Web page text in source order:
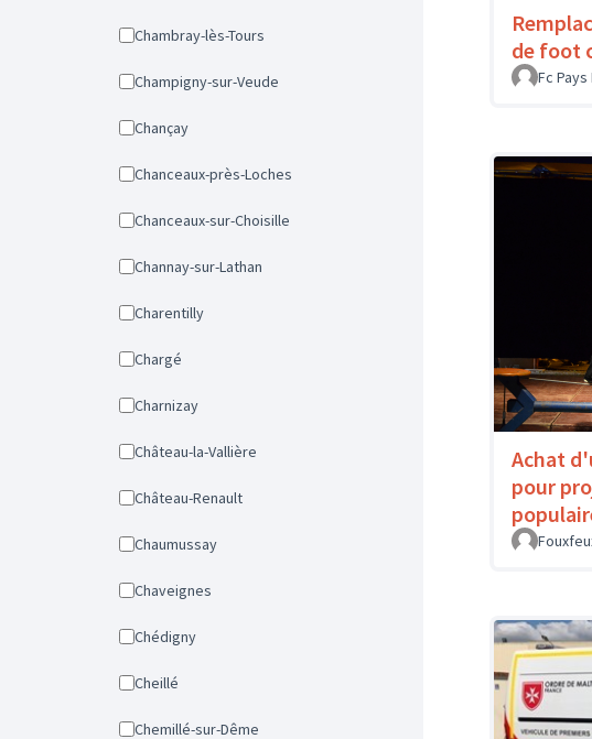
Chambray-lès-Tours
Champigny-sur-Veude
Chançay
Chanceaux-près-Loches
Chanceaux-sur-Choisille
Channay-sur-Lathan
Charentilly
Chargé
Charnizay
Château-la-Vallière
Château-Renault
Chaumussay
Chaveignes
Chédigny
Cheillé
Chemillé-sur-Dême
de foot
Fc
Achat
pour